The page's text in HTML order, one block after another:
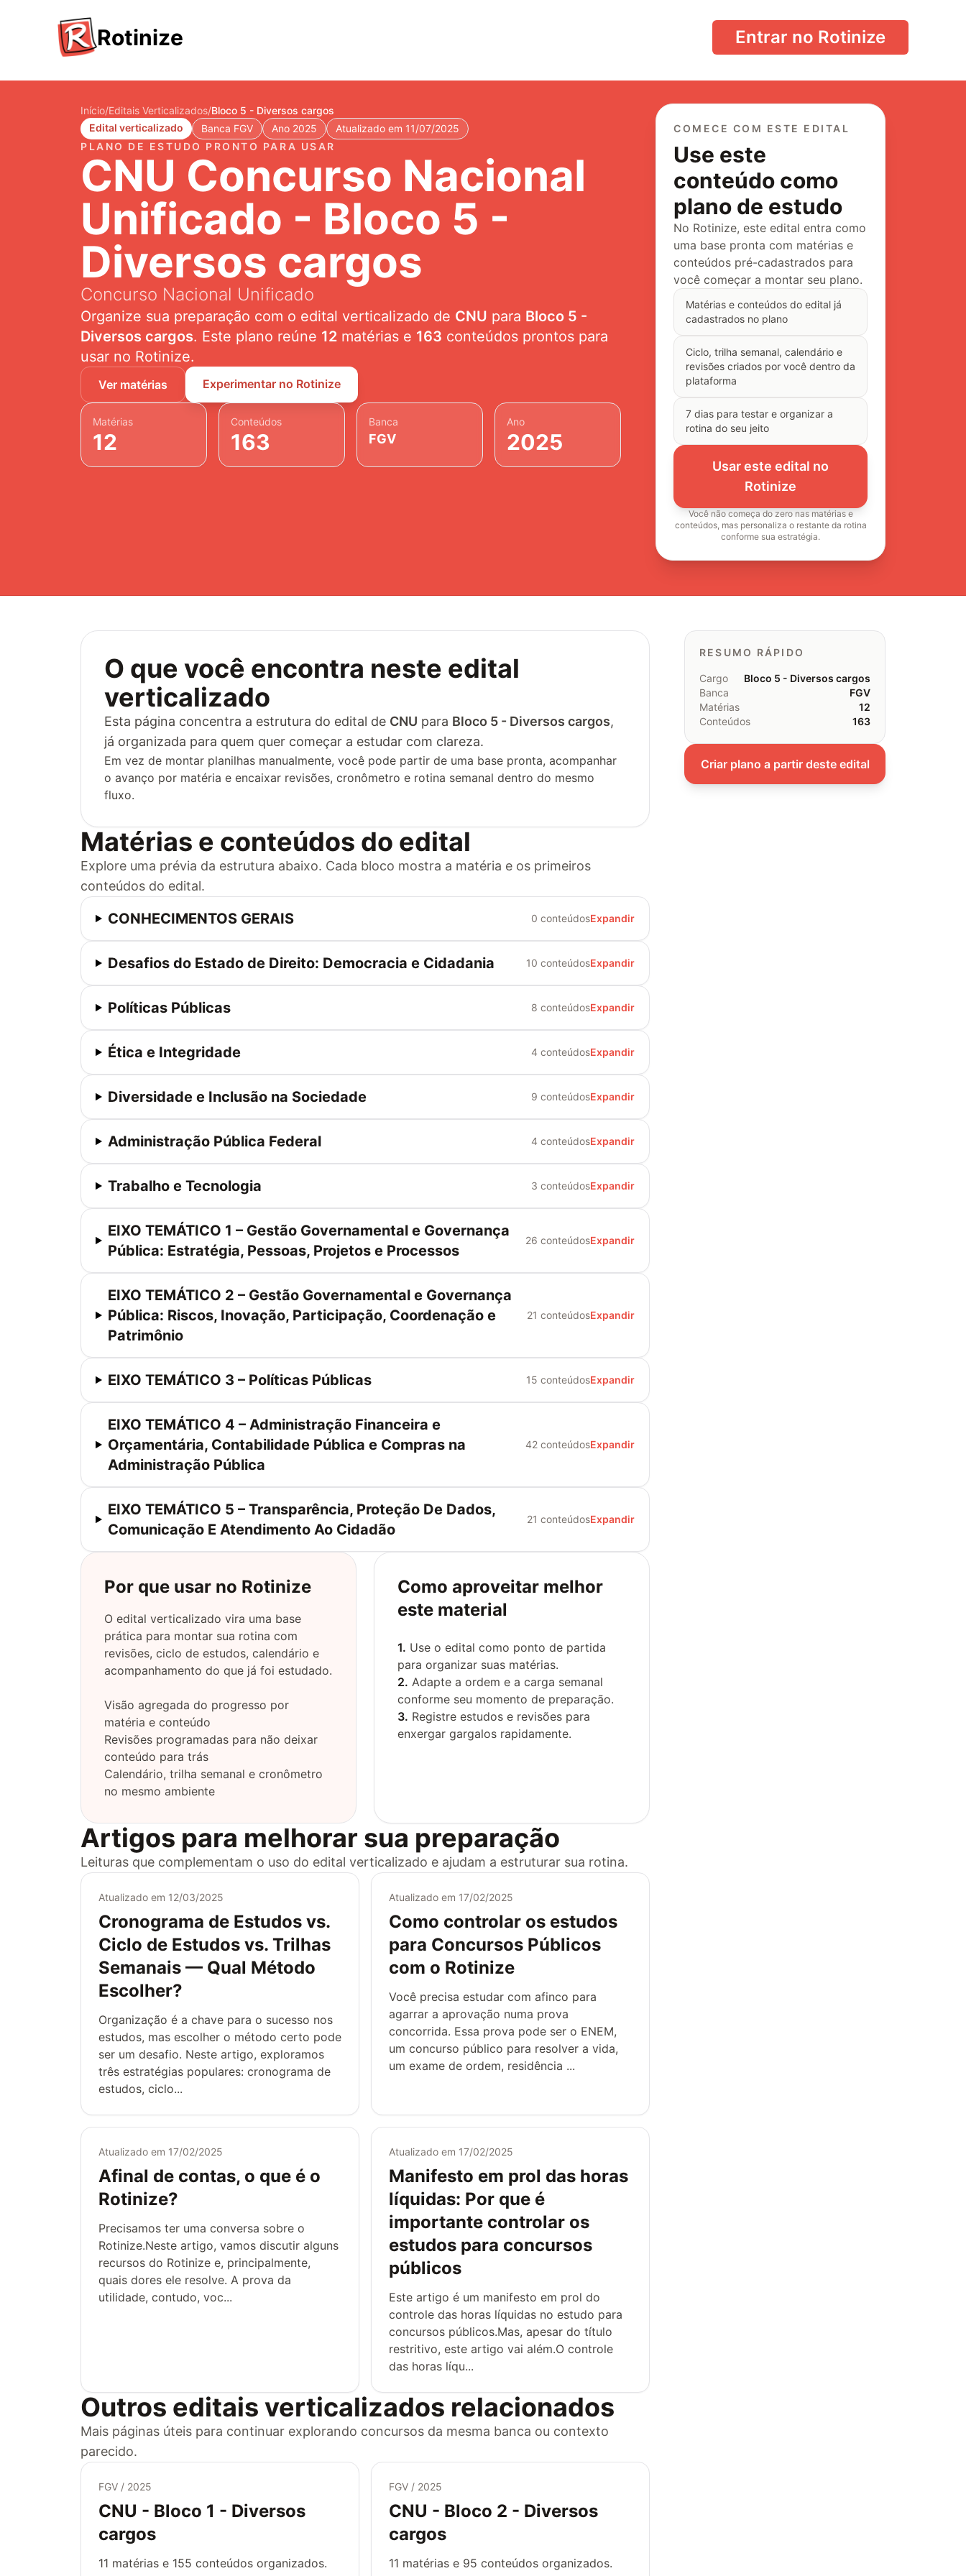
Rotinize Entrar no Rotinize
Início/Editais Verticalizados/Bloco 5 - Diversos cargos
Edital verticalizado
Banca FGV Ano 2025
Atualizado em 11/07/2025
PLANO DE ESTUDO PRONTO PARA USAR
CNU Concurso Nacional
Unificado - Bloco 5 -
Diversos cargos
Concurso Nacional Unificado
Organize sua preparação com o edital verticalizado de CNU para Bloco 5 -
Diversos cargos. Este plano reúne 12 matérias e 163 conteúdos prontos para
usar no Rotinize.
Ver matérias Experimentar no Rotinize
Matérias
12
Conteúdos
163
Banca
FGV
Ano
2025
COMECE COM ESTE EDITAL
Use este
conteúdo como
plano de estudo
No Rotinize, este edital entra como
uma base pronta com matérias e
conteúdos pré-cadastrados para
você começar a montar seu plano.
Matérias e conteúdos do edital já
cadastrados no plano
Ciclo, trilha semanal, calendário e
revisões criados por você dentro da
plataforma
7 dias para testar e organizar a
rotina do seu jeito
Usar este edital no
Rotinize
Você não começa do zero nas matérias e
conteúdos, mas personaliza o restante da rotina
conforme sua estratégia.
O que você encontra neste edital
verticalizado
Esta página concentra a estrutura do edital de CNU para Bloco 5 - Diversos cargos,
já organizada para quem quer começar a estudar com clareza.
Em vez de montar planilhas manualmente, você pode partir de uma base pronta, acompanhar
o avanço por matéria e encaixar revisões, cronômetro e rotina semanal dentro do mesmo
fluxo.
Matérias e conteúdos do edital
Explore uma prévia da estrutura abaixo. Cada bloco mostra a matéria e os primeiros
conteúdos do edital.
CONHECIMENTOS GERAIS 0 conteúdosExpandir
Desafios do Estado de Direito: Democracia e Cidadania 10 conteúdosExpandir
Políticas Públicas 8 conteúdosExpandir
Ética e Integridade 4 conteúdosExpandir
Diversidade e Inclusão na Sociedade 9 conteúdosExpandir
Administração Pública Federal 4 conteúdosExpandir
Trabalho e Tecnologia 3 conteúdosExpandir
EIXO TEMÁTICO 1 – Gestão Governamental e Governança
Pública: Estratégia, Pessoas, Projetos e Processos
26 conteúdosExpandir
EIXO TEMÁTICO 2 – Gestão Governamental e Governança
Pública: Riscos, Inovação, Participação, Coordenação e
Patrimônio
21 conteúdosExpandir
EIXO TEMÁTICO 3 – Políticas Públicas 15 conteúdosExpandir
EIXO TEMÁTICO 4 – Administração Financeira e
Orçamentária, Contabilidade Pública e Compras na
Administração Pública
42 conteúdosExpandir
EIXO TEMÁTICO 5 – Transparência, Proteção De Dados,
Comunicação E Atendimento Ao Cidadão
21 conteúdosExpandir
Por que usar no Rotinize
O edital verticalizado vira uma base
prática para montar sua rotina com
revisões, ciclo de estudos, calendário e
acompanhamento do que já foi estudado.
Visão agregada do progresso por
matéria e conteúdo
Revisões programadas para não deixar
conteúdo para trás
Calendário, trilha semanal e cronômetro
no mesmo ambiente
Como aproveitar melhor
este material
1. Use o edital como ponto de partida
para organizar suas matérias.
2. Adapte a ordem e a carga semanal
conforme seu momento de preparação.
3. Registre estudos e revisões para
enxergar gargalos rapidamente.
Artigos para melhorar sua preparação
Leituras que complementam o uso do edital verticalizado e ajudam a estruturar sua rotina.
Atualizado em 12/03/2025
Cronograma de Estudos vs.
Ciclo de Estudos vs. Trilhas
Semanais — Qual Método
Escolher?
Organização é a chave para o sucesso nos
estudos, mas escolher o método certo pode
ser um desafio. Neste artigo, exploramos
três estratégias populares: cronograma de
estudos, ciclo...
Atualizado em 17/02/2025
Como controlar os estudos
para Concursos Públicos
com o Rotinize
Você precisa estudar com afinco para
agarrar a aprovação numa prova
concorrida. Essa prova pode ser o ENEM,
um concurso público para resolver a vida,
um exame de ordem, residência ...
Atualizado em 17/02/2025
Afinal de contas, o que é o
Rotinize?
Precisamos ter uma conversa sobre o
Rotinize.Neste artigo, vamos discutir alguns
recursos do Rotinize e, principalmente,
quais dores ele resolve. A prova da
utilidade, contudo, voc...
Atualizado em 17/02/2025
Manifesto em prol das horas
líquidas: Por que é
importante controlar os
estudos para concursos
públicos
Este artigo é um manifesto em prol do
controle das horas líquidas no estudo para
concursos públicos.Mas, apesar do título
restritivo, este artigo vai além.O controle
das horas líqu...
Outros editais verticalizados relacionados
Mais páginas úteis para continuar explorando concursos da mesma banca ou contexto
parecido.
FGV / 2025
CNU - Bloco 1 - Diversos
cargos
11 matérias e 155 conteúdos organizados.
FGV / 2025
CNU - Bloco 2 - Diversos
cargos
11 matérias e 95 conteúdos organizados.
RESUMO RÁPIDO
Cargo
Bloco 5 - Diversos cargos
Banca
FGV
Matérias
12
Conteúdos
163
Criar plano a partir deste edital